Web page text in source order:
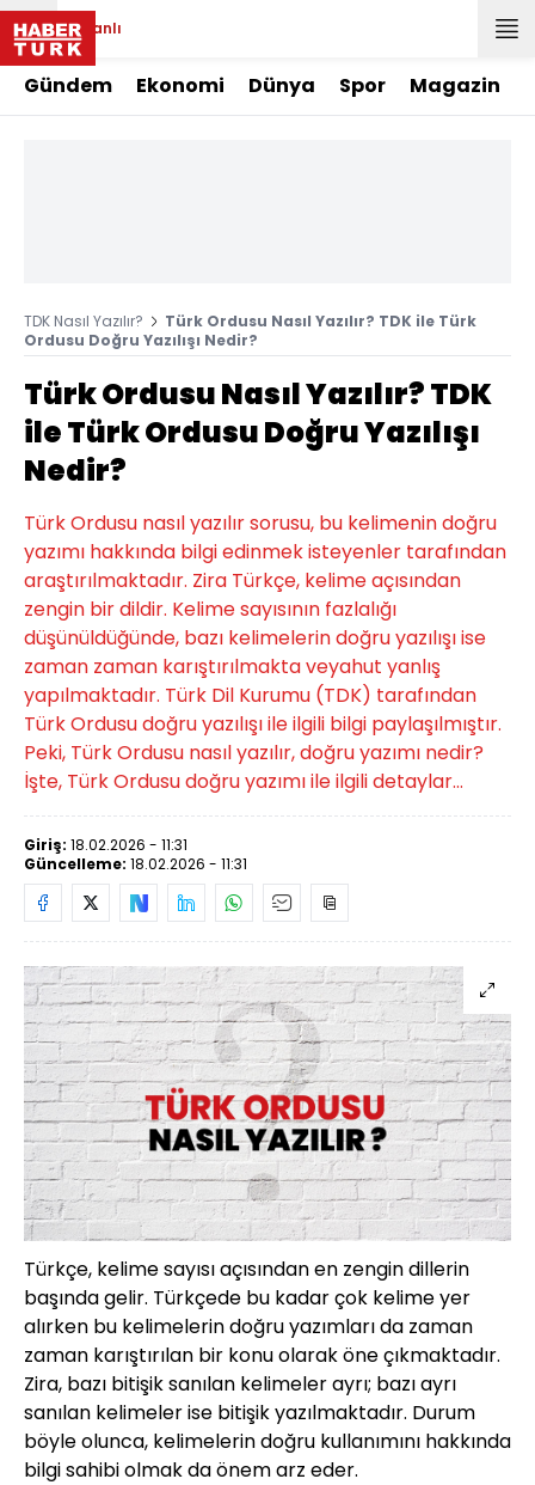
Canlı
Gündem Ekonomi Dünya Spor Magazin
TDK Nasıl Yazılır?
Türk Ordusu Nasıl Yazılır? TDK ile Türk
Ordusu Doğru Yazılışı Nedir?
Türk Ordusu Nasıl Yazılır? TDK
ile Türk Ordusu Doğru Yazılışı
Nedir?
Türk Ordusu nasıl yazılır sorusu, bu kelimenin doğru
yazımı hakkında bilgi edinmek isteyenler tarafından
araştırılmaktadır. Zira Türkçe, kelime açısından
zengin bir dildir. Kelime sayısının fazlalığı
düşünüldüğünde, bazı kelimelerin doğru yazılışı ise
zaman zaman karıştırılmakta veyahut yanlış
yapılmaktadır. Türk Dil Kurumu (TDK) tarafından
Türk Ordusu doğru yazılışı ile ilgili bilgi paylaşılmıştır.
Peki, Türk Ordusu nasıl yazılır, doğru yazımı nedir?
İşte, Türk Ordusu doğru yazımı ile ilgili detaylar...
Giriş: 18.02.2026 - 11:31
Güncelleme: 18.02.2026 - 11:31
Türkçe, kelime sayısı açısından en zengin dillerin
başında gelir. Türkçede bu kadar çok kelime yer
alırken bu kelimelerin doğru yazımları da zaman
zaman karıştırılan bir konu olarak öne çıkmaktadır.
Zira, bazı bitişik sanılan kelimeler ayrı; bazı ayrı
sanılan kelimeler ise bitişik yazılmaktadır. Durum
böyle olunca, kelimelerin doğru kullanımını hakkında
bilgi sahibi olmak da önem arz eder.